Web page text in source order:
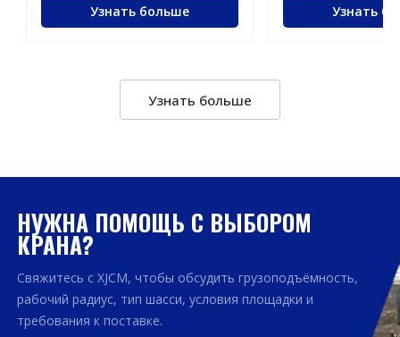
Узнать больше Узнать
Узнать больше
НУЖНА ПОМОЩЬ С ВЫБОРОМ
КРАНА?
Свяжитесь с XJCM, чтобы обсудить грузоподъёмность,
рабочий радиус, тип шасси, условия площадки и
требования к поставке.